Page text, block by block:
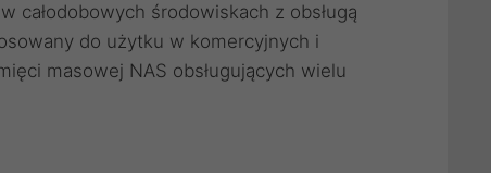
całodobowych środowiskach z obsługą
do użytku w komercyjnych i
masowej NAS obsługujących wielu